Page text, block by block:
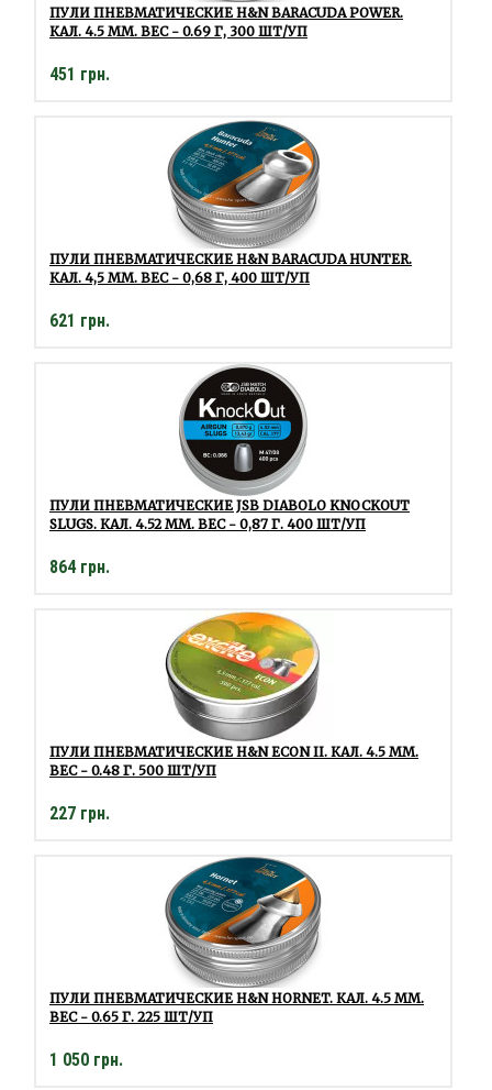
ПУЛИ ПНЕВМАТИЧЕСКИЕ H&N BARACUDA POWER.
КАЛ. 4.5 ММ. ВЕС - 0.69 Г, 300 ШТ/УП
451 грн.
ПУЛИ ПНЕВМАТИЧЕСКИЕ H&N BARACUDA HUNTER.
КАЛ. 4,5 ММ. ВЕС - 0,68 Г, 400 ШТ/УП
621 грн.
ПУЛИ ПНЕВМАТИЧЕСКИЕ JSB DIABOLO KNOCKOUT
SLUGS. КАЛ. 4.52 ММ. ВЕС - 0,87 Г. 400 ШТ/УП
864 грн.
ПУЛИ ПНЕВМАТИЧЕСКИЕ H&N ECON II. КАЛ. 4.5 ММ.
ВЕС - 0.48 Г. 500 ШТ/УП
227 грн.
ПУЛИ ПНЕВМАТИЧЕСКИЕ H&N HORNET. КАЛ. 4.5 ММ.
ВЕС - 0.65 Г. 225 ШТ/УП
1 050 грн.